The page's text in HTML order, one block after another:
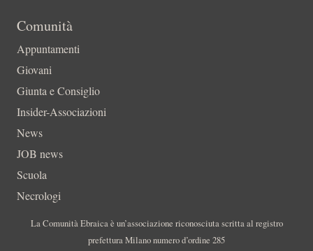
Comunità
Appuntamenti
Giovani
Giunta e Consiglio
Insider-Associazioni
News
JOB news
Scuola
Necrologi
La Comunità Ebraica è un’associazione riconosciuta scritta al registro
prefettura Milano numero d’ordine 285